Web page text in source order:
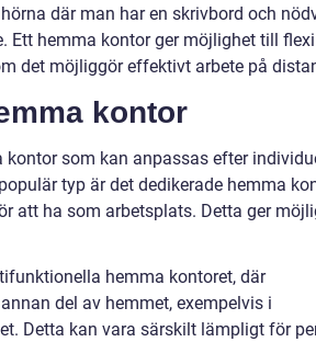
där man har en skrivbord och
Ett hemma kontor ger möjlighet till
det möjliggör effektivt arbete på
kontor
som kan anpassas efter
typ är det dedikerade hemma
att ha som arbetsplats. Detta ger
hemma kontoret, där
del av hemmet, exempelvis i
Detta kan vara särskilt lämpligt för